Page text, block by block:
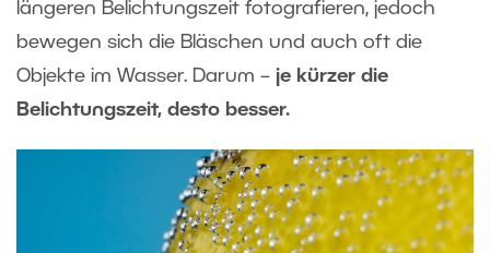
längeren Belichtungszeit fotografieren, jedoch
bewegen sich die Bläschen und auch oft die
Objekte im Wasser. Darum – je kürzer die
Belichtungszeit, desto besser.